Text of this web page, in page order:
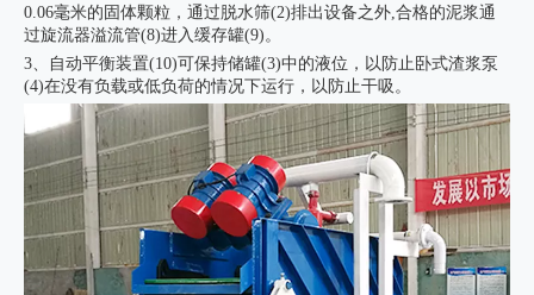
0.06毫米的固体颗粒，通过脱水筛(2)排出设备之外,合格的泥浆通
过旋流器溢流管(8)进入缓存罐(9)。
3、自动平衡装置(10)可保持储罐(3)中的液位，以防止卧式渣浆泵
(4)在没有负载或低负荷的情况下运行，以防止干吸。